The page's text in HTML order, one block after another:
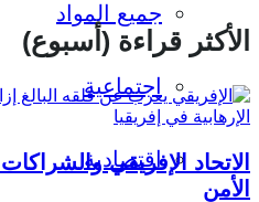
جميع المواد
اجتماعية
اقتصادية
الأكثر قراءة (أسبوع)
الاتحاد الإفريقي
الأمن